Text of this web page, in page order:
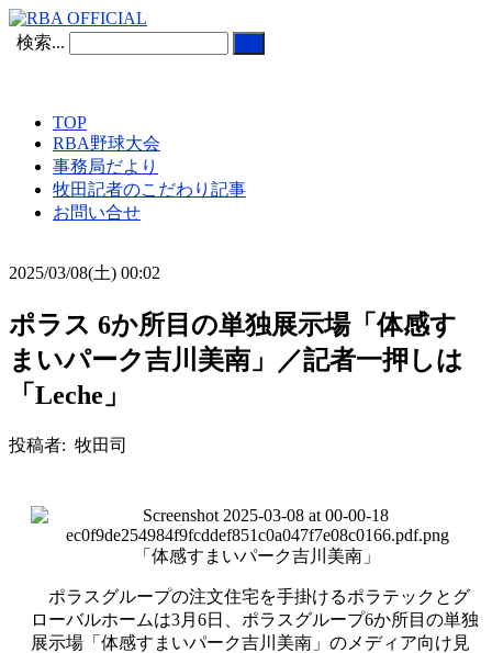
検索...
TOP
RBA野球大会
事務局だより
牧田記者のこだわり記事
お問い合せ
2025/03/08(土) 00:02
ポラス 6か所目の単独展示場「体感す
まいパーク吉川美南」／記者一押しは
「Leche」
投稿者: 牧田司
「体感すまいパーク吉川美南」
ポラスグループの注文住宅を手掛けるポラテックとグ
ローバルホームは3月6日、ポラスグループ6か所目の単独
展示場「体感すまいパーク吉川美南」のメディア向け見